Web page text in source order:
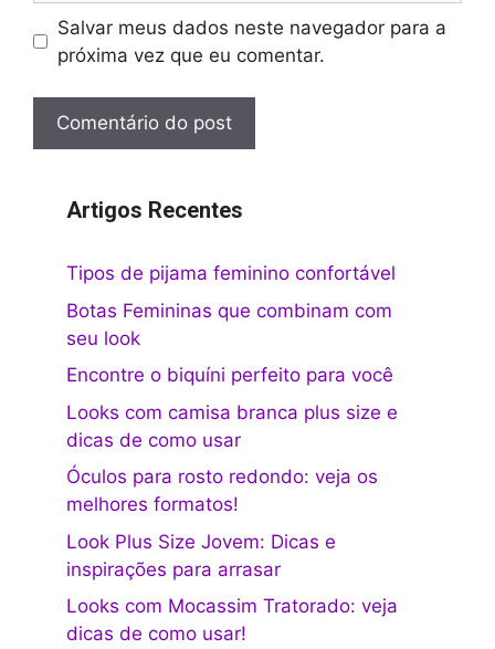
Salvar meus dados neste navegador para a
próxima vez que eu comentar.
Artigos Recentes
Tipos de pijama feminino confortável
Botas Femininas que combinam com
seu look
Encontre o biquíni perfeito para você
Looks com camisa branca plus size e
dicas de como usar
Óculos para rosto redondo: veja os
melhores formatos!
Look Plus Size Jovem: Dicas e
inspirações para arrasar
Looks com Mocassim Tratorado: veja
dicas de como usar!